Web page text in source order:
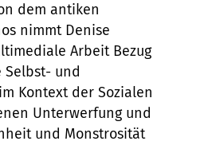
dem antiken
nimmt Denise
Arbeit Bezug
und
Kontext der Sozialen
Unterwerfung und
und Monstrosität